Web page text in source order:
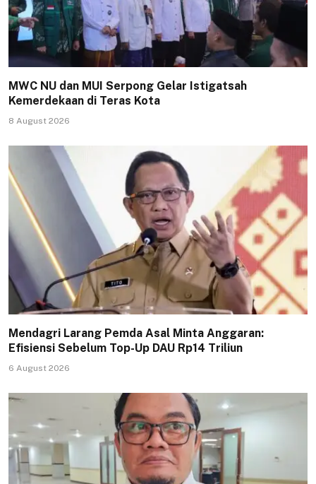
MWC NU dan MUI Serpong Gelar Istigatsah
Kemerdekaan di Teras Kota
8 August 2026
Mendagri Larang Pemda Asal Minta Anggaran:
Efisiensi Sebelum Top-Up DAU Rp14 Triliun
6 August 2026